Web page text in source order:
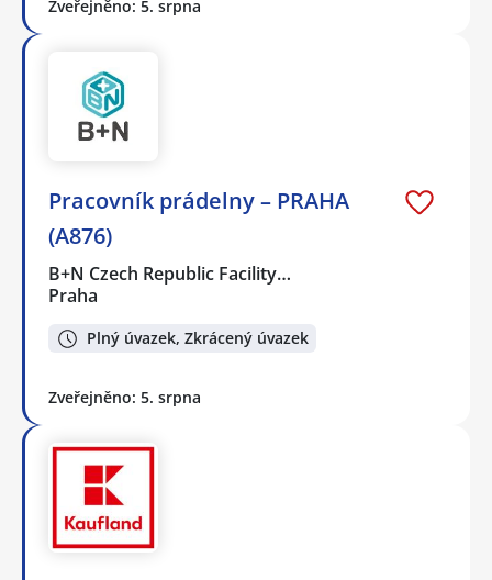
Zveřejněno: 5. srpna
Pracovník prádelny – PRAHA
(A876)
B+N Czech Republic Facility…
Praha
Plný úvazek, Zkrácený úvazek
Zveřejněno: 5. srpna